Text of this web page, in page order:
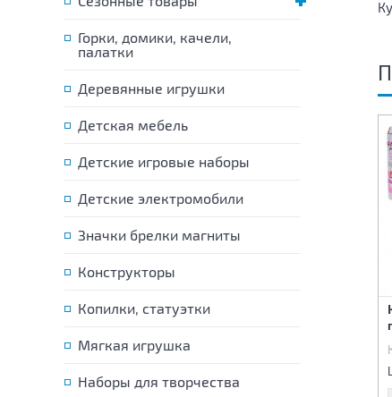
Горки, домики, качели,
палатки
Деревянные игрушки
Детская мебель
Детские игровые наборы
Детские электромобили
Значки брелки магниты
Конструкторы
Копилки, статуэтки
Мягкая игрушка
Наборы для творчества
Кукла интерактивная
81268
Кукла интерактивная